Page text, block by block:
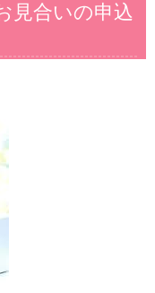
見合いの申込